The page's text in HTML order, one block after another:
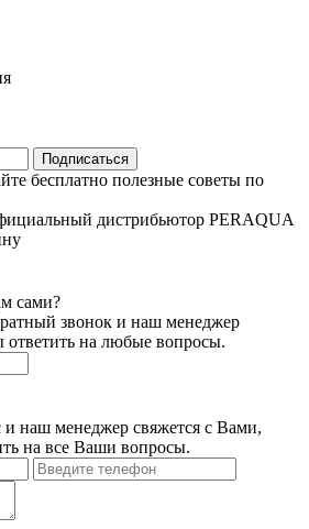
Подписаться
бесплатно полезные советы по
дистрибьютор PERAQUA
сами?
звонок и наш менеджер
ответить на любые вопросы.
наш менеджер свяжется с Вами,
на все Ваши вопросы.